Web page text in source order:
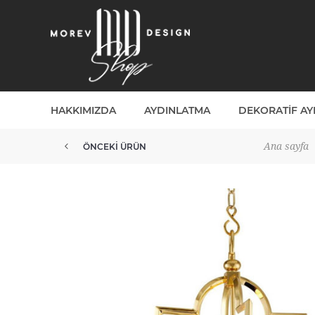
HAKKIMIZDA AYDINLATMA DEKORATIF
Ana sayfa
ÖNCEKI ÜRÜN